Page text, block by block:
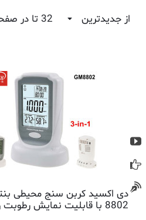
از جدیدترین 32 تا در صفحه
دی اکسید کربن سنج محیطی
8802 با قابلیت نمایش رطوبت و دمای محیط